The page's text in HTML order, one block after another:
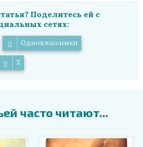
Поделитесь ей с
сетях:
Одноклассники
X
часто читают...